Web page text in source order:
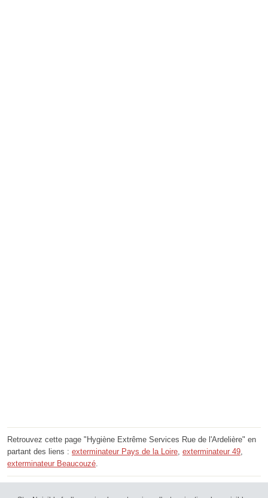
Retrouvez cette page "Hygiène Extrême Services Rue de l'Ardelière" en
partant des liens : exterminateur Pays de la Loire, exterminateur 49,
exterminateur Beaucouzé.